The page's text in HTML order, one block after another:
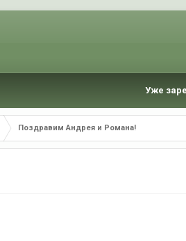
Уже
Поздравим Андрея и Романа!